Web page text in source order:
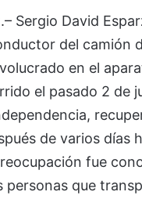
Sergio David
del camión
en el
el pasado 2 de
de varios días
fue
personas que